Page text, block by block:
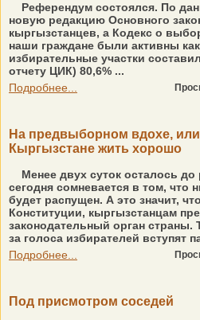
Референдум состоялся. По
новую редакцию Основного
кыргызстанцев, а Кодекс о
наши граждане были активны
избирательные участки
отчету ЦИК) 80,6% ...
Подробнее...
На предвыборном вдохе,
Кыргызстане жить хорошо
Менее двух суток осталось
сегодня сомневается в том, что
будет распущен. А это значит,
Конституции, кыргызстанцам
законодательный орган страны.
за голоса избирателей вступят
Подробнее...
Под присмотром соседей